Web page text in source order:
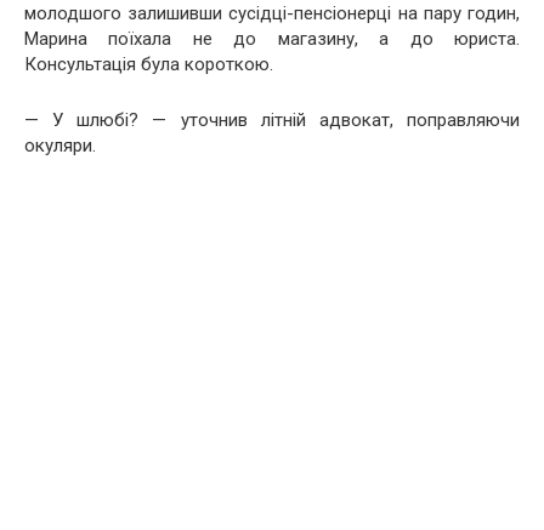
молодшого залишивши сусідці-пенсіонерці на пару годин,
Марина поїхала не до магазину, а до юриста.
Консультація була короткою.
— У шлюбі? — уточнив літній адвокат, поправляючи
окуляри.